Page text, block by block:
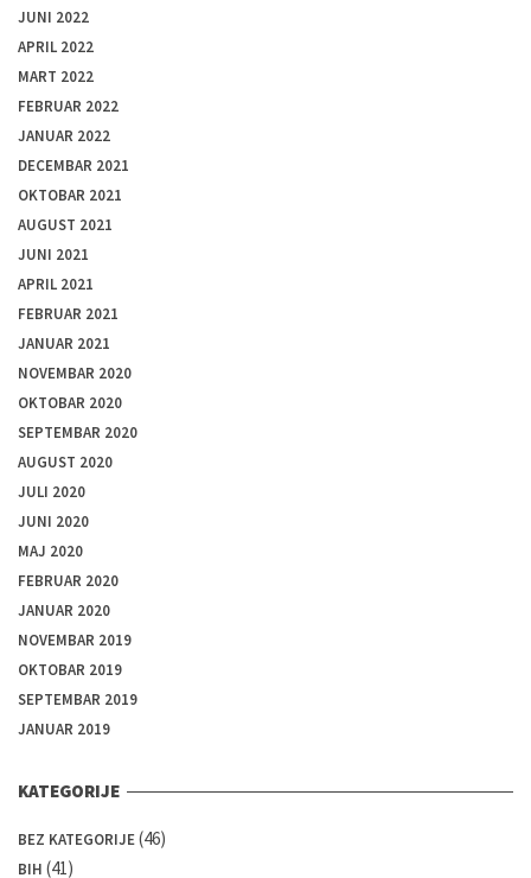
JUNI 2022
APRIL 2022
MART 2022
FEBRUAR 2022
JANUAR 2022
DECEMBAR 2021
OKTOBAR 2021
AUGUST 2021
JUNI 2021
APRIL 2021
FEBRUAR 2021
JANUAR 2021
NOVEMBAR 2020
OKTOBAR 2020
SEPTEMBAR 2020
AUGUST 2020
JULI 2020
JUNI 2020
MAJ 2020
FEBRUAR 2020
JANUAR 2020
NOVEMBAR 2019
OKTOBAR 2019
SEPTEMBAR 2019
JANUAR 2019
KATEGORIJE
BEZ KATEGORIJE(46)
BIH (41)